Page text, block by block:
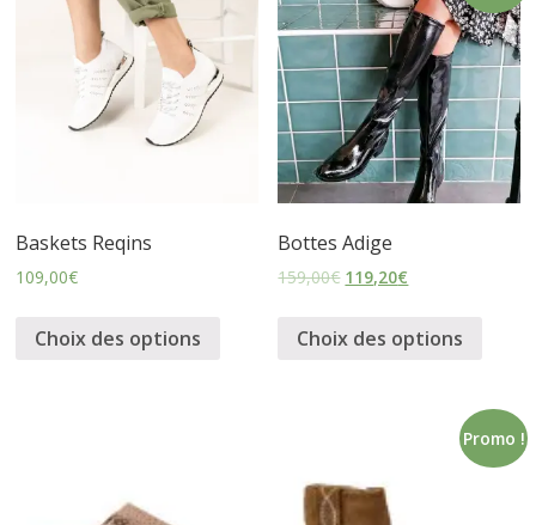
Baskets Reqins
109,00€
Choix des options
Bottes Adige
159,00€ 119,20€
Choix des options
Promo !